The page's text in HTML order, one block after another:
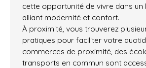
cette opportunité de vivre dans un
alliant modernité et confort.
À proximité, vous trouverez
pratiques pour faciliter votre
commerces de proximité, des
transports en commun sont